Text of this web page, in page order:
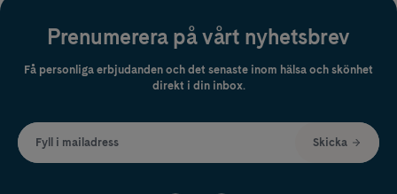
Prenumerera på vårt nyhetsbrev
Få personliga erbjudanden och det senaste inom hälsa och skönhet
direkt i din inbox.
Fyll i mailadress Skicka